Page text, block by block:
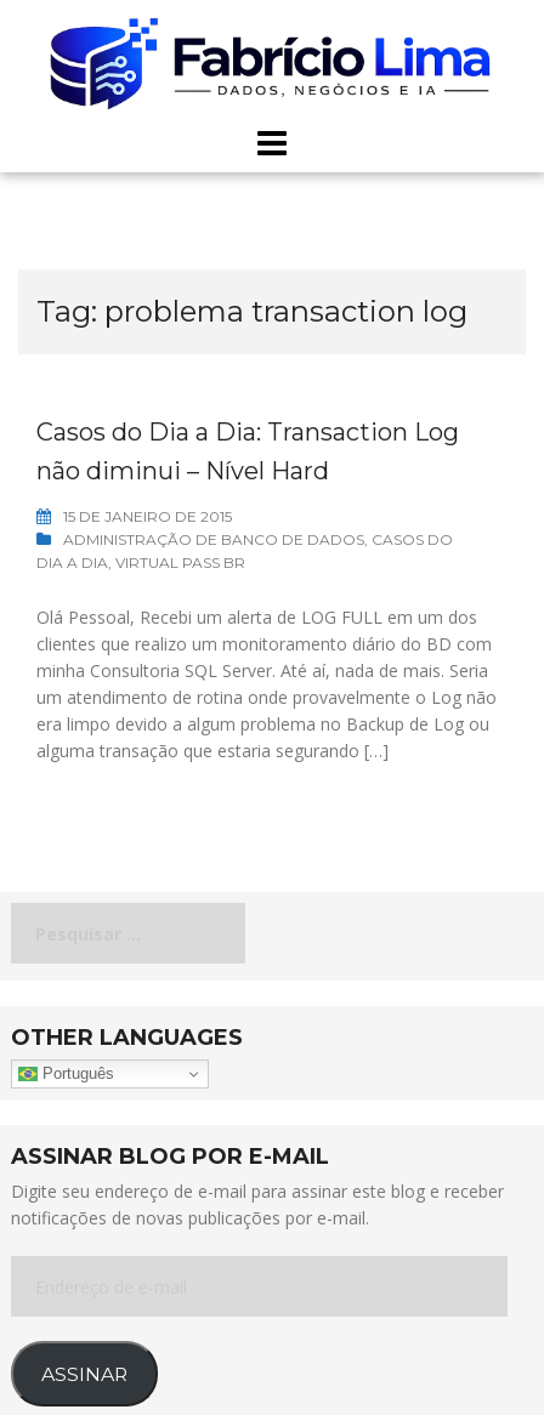
content
Tag: problema transaction log
Casos do Dia a Dia: Transaction Log
não diminui – Nível Hard
15 DE JANEIRO DE 2015
ADMINISTRAÇÃO DE BANCO DE DADOS, CASOS DO
DIA A DIA, VIRTUAL PASS BR
Olá Pessoal, Recebi um alerta de LOG FULL em um dos
clientes que realizo um monitoramento diário do BD com
minha Consultoria SQL Server. Até aí, nada de mais. Seria
um atendimento de rotina onde provavelmente o Log não
era limpo devido a algum problema no Backup de Log ou
alguma transação que estaria segurando […]
OTHER LANGUAGES
Português
ASSINAR BLOG POR E-MAIL
Digite seu endereço de e-mail para assinar este blog e receber
notificações de novas publicações por e-mail.
e-
mail
ASSINAR